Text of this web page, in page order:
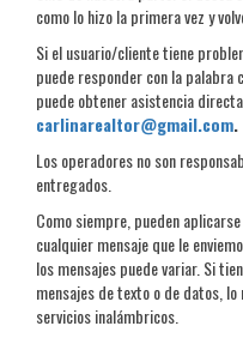
como lo hizo la primera vez y
Si el usuario/cliente tiene
puede responder con la palabra
puede obtener asistencia
carlinarealtor@gmail.com.
Los operadores no son
entregados.
Como siempre, pueden
cualquier mensaje que le
los mensajes puede variar. Si
mensajes de texto o de datos,
servicios inalámbricos.